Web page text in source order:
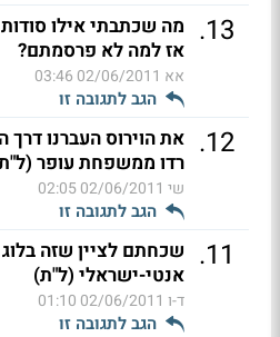
13
. מה שכתבתי אילו
אז למה לא פרסמתם?
אא 02/06/2011 03:46
הגב לתגובה זו
12
. את הוירוס העברנו דרך
רדו ממשפחת עופר
שי 02/06/2011 02:05
הגב לתגובה זו
11
. שכחתם לציין שזה בלוג
אנטי-ישראלי (ל"ת)
ד-ו 02/06/2011 01:10
הגב לתגובה זו